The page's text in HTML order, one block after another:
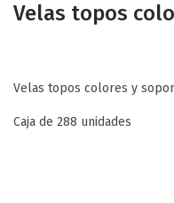
Velas topos
Velas topos colores y
Caja de 288 unidades